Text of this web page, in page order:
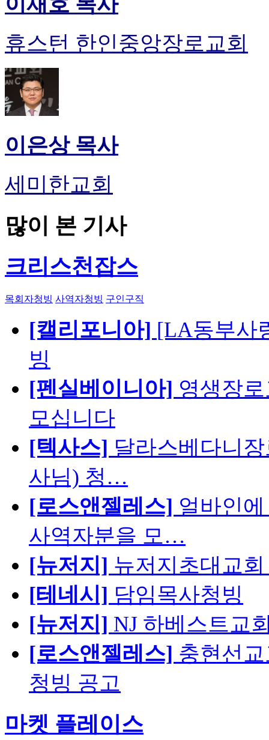
휴스턴 한인중앙장로교회
이은상 목사
세미한교회
많이 본 기사
크리스천잡스
목회자청빙 사역자청빙 구인구직
[캘리포니아] [LA동부사
빙
[펜실베이니아] 영생장
모십니다
[텍사스] 달라스베다니
사님) 청…
[로스앤젤레스] 얼바인
사역자분을 모…
[뉴저지] 뉴저지초대교
[테네시] 담임목사청빙
[뉴저지] NJ 하베스트교
[로스앤젤레스] 충현선
청빙 공고
마켓 플레이스